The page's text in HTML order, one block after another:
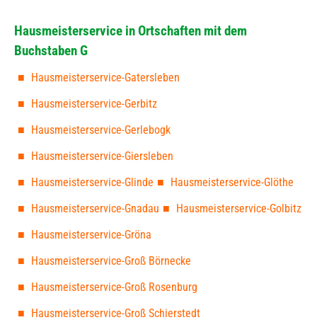
Hausmeisterservice in Ortschaften mit dem
Buchstaben G
Hausmeisterservice-Gatersleben
Hausmeisterservice-Gerbitz
Hausmeisterservice-Gerlebogk
Hausmeisterservice-Giersleben
Hausmeisterservice-Glinde
Hausmeisterservice-Glöthe
Hausmeisterservice-Gnadau
Hausmeisterservice-Golbitz
Hausmeisterservice-Gröna
Hausmeisterservice-Groß Börnecke
Hausmeisterservice-Groß Rosenburg
Hausmeisterservice-Groß Schierstedt